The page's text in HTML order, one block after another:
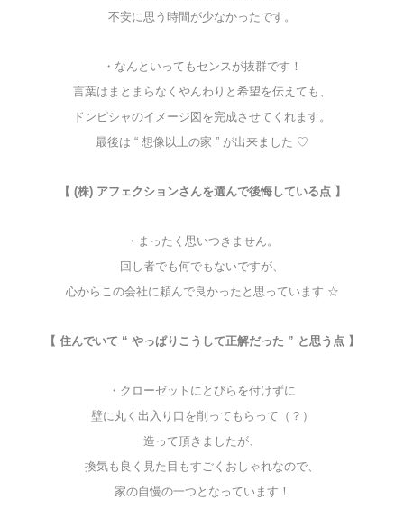
不安に思う時間が少なかったです。
・なんといってもセンスが抜群です！
言葉はまとまらなくやんわりと希望を伝えても、
ドンピシャのイメージ図を完成させてくれます。
最後は “ 想像以上の家 ” が出来ました ♡
【 (株) アフェクションさんを選んで後悔している点 】
・まったく思いつきません。
回し者でも何でもないですが、
心からこの会社に頼んで良かったと思っています ☆
【 住んでいて “ やっぱりこうして正解だった ” と思う点 】
・クローゼットにとびらを付けずに
壁に丸く出入り口を削ってもらって（？）
造って頂きましたが、
換気も良く見た目もすごくおしゃれなので、
家の自慢の一つとなっています！